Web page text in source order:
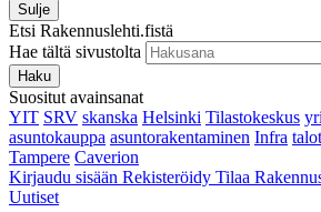
Sulje
Etsi Rakennuslehti.fistä
Hae tältä sivustolta
Haku
Suositut avainsanat
YIT SRV skanska Helsinki Tilastokeskus
asuntokauppa asuntorakentaminen Infra
Tampere Caverion
Kirjaudu sisään Rekisteröidy Tilaa
Uutiset